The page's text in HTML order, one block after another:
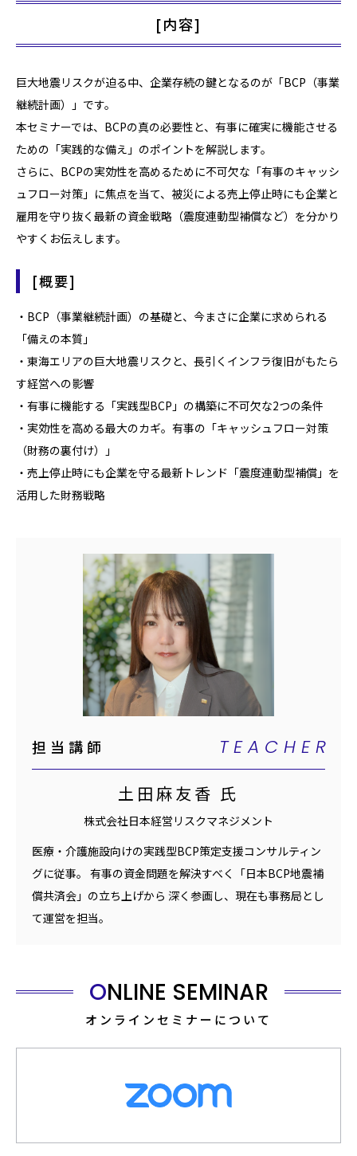
[内容]
巨大地震リスクが迫る中、企業存続の鍵となるのが「BCP（事業
継続計画）」です。
本セミナーでは、BCPの真の必要性と、有事に確実に機能させる
ための「実践的な備え」のポイントを解説します。
さらに、BCPの実効性を高めるために不可欠な「有事のキャッシ
ュフロー対策」に焦点を当て、被災による売上停止時にも企業と
雇用を守り抜く最新の資金戦略（震度連動型補償など）を分かり
やすくお伝えします。
[概要]
・BCP（事業継続計画）の基礎と、今まさに企業に求められる
「備えの本質」
・東海エリアの巨大地震リスクと、長引くインフラ復旧がもたら
す経営への影響
・有事に機能する「実践型BCP」の構築に不可欠な2つの条件
・実効性を高める最大のカギ。有事の「キャッシュフロー対策
（財務の裏付け）」
・売上停止時にも企業を守る最新トレンド「震度連動型補償」を
活用した財務戦略
担当講師 TEACHER
土田麻友香 氏
株式会社日本経営リスクマネジメント
医療・介護施設向けの実践型BCP策定支援コンサルティン
グに従事。 有事の資金問題を解決すべく「日本BCP地震補
償共済会」の立ち上げから 深く参画し、現在も事務局とし
て運営を担当。
ONLINE SEMINAR
オンラインセミナーについて